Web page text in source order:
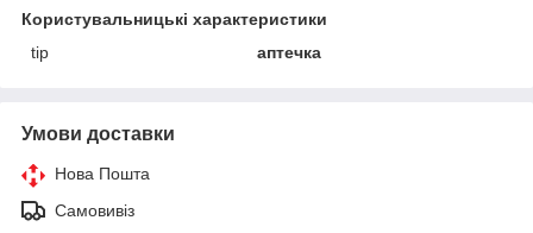
Користувальницькі характеристики
tip
аптечка
Умови доставки
Нова Пошта
Самовивіз